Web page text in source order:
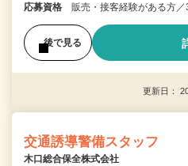
応募資格 販売・接客経験がある方
後で見る
更新日：
交通誘導警備スタッフ
木口総合保全株式会社